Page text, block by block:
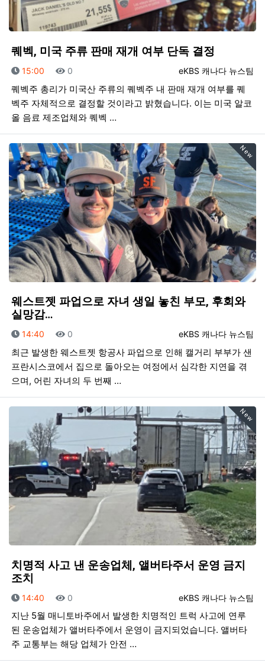
퀘벡, 미국 주류 판매 재개 여부 단독 결정
등록자
eKBS 캐나다 뉴스팀
등록일
15:00 조회
0
퀘벡주 총리가 미국산 주류의 퀘벡주 내 판매 재개 여부를 퀘
벡주 자체적으로 결정할 것이라고 밝혔습니다. 이는 미국 알코
올 음료 제조업체와 퀘벡 …
New
웨스트젯 파업으로 자녀 생일 놓친 부모, 후회와
실망감…
등록자
eKBS 캐나다 뉴스팀
등록일
14:40 조회
0
최근 발생한 웨스트젯 항공사 파업으로 인해 캘거리 부부가 샌
프란시스코에서 집으로 돌아오는 여정에서 심각한 지연을 겪
으며, 어린 자녀의 두 번째 …
New
치명적 사고 낸 운송업체, 앨버타주서 운영 금지
조치
등록자
eKBS 캐나다 뉴스팀
등록일
14:40 조회
0
지난 5월 매니토바주에서 발생한 치명적인 트럭 사고에 연루
된 운송업체가 앨버타주에서 운영이 금지되었습니다. 앨버타
주 교통부는 해당 업체가 안전 …